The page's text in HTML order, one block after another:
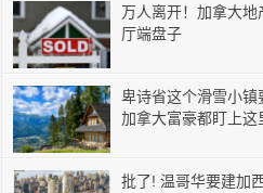
万人离开！加拿大
厅端盘子
卑诗省这个滑雪小镇
加拿大富豪都盯上这
批了! 温哥华要建加